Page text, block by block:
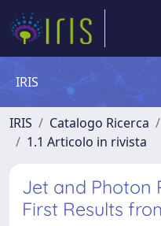
IRIS
IRIS Catalogo Ricerca
1.1 Articolo in rivista
Jet and Photon
First Results